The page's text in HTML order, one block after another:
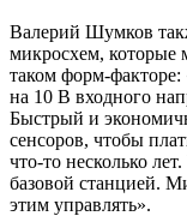
Валерий Шумков
микросхем, которые
таком форм-
на 10 В входного
Быстрый и
сенсоров, чтобы
что-то несколько
базовой станцией.
этим управлять».